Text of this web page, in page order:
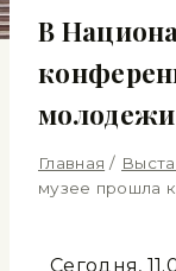
В
Главная /
музее прошла
Сегодня,